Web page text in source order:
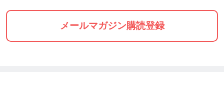
①11:00-12:00(4名) ②14:00-15:00(4名)
メールマガジン購読登録